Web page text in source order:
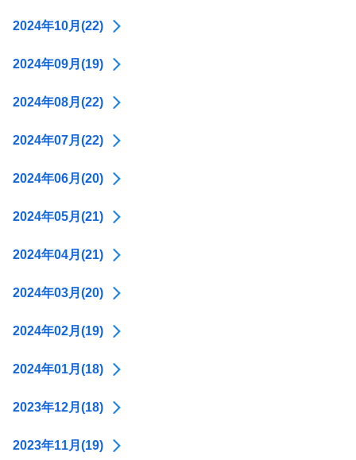
2024年10月(22)
2024年09月(19)
2024年08月(22)
2024年07月(22)
2024年06月(20)
2024年05月(21)
2024年04月(21)
2024年03月(20)
2024年02月(19)
2024年01月(18)
2023年12月(18)
2023年11月(19)